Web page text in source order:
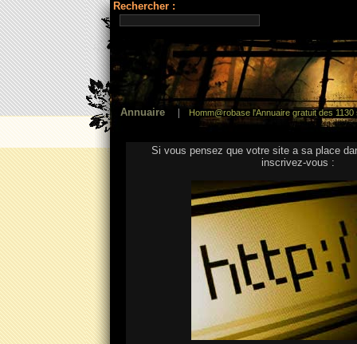
Rechercher :
Annuaire Homm@robase l'Annuaire gratuit des
Si vous pensez que votre site a sa place
inscrivez-vous :